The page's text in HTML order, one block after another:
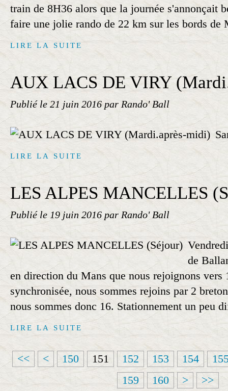
train de 8H36 alors que la journée s'annonçait
faire une jolie rando de 22 km sur les bords de
LIRE LA SUITE
AUX LACS DE VIRY
Publié le 21 juin 2016 par Rando' Ball
LIRE LA SUITE
LES ALPES MANCELLES
Publié le 19 juin 2016 par Rando' Ball
de
en direction du Mans que nous rejoignons vers
synchronisée, nous sommes rejoins par 2
nous sommes donc 16. Stationnement un peu
LIRE LA SUITE
<< <
1
1
1
1
1
150 151 152 153 154
159
160
1
1
1
2
> >>